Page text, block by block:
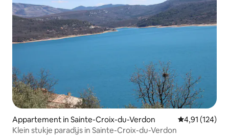
Appartement in Sainte-Croix-du-Verdon Gemiddelde
4,91 (124)
Klein stukje paradijs in Sainte-Croix-du-Verdon